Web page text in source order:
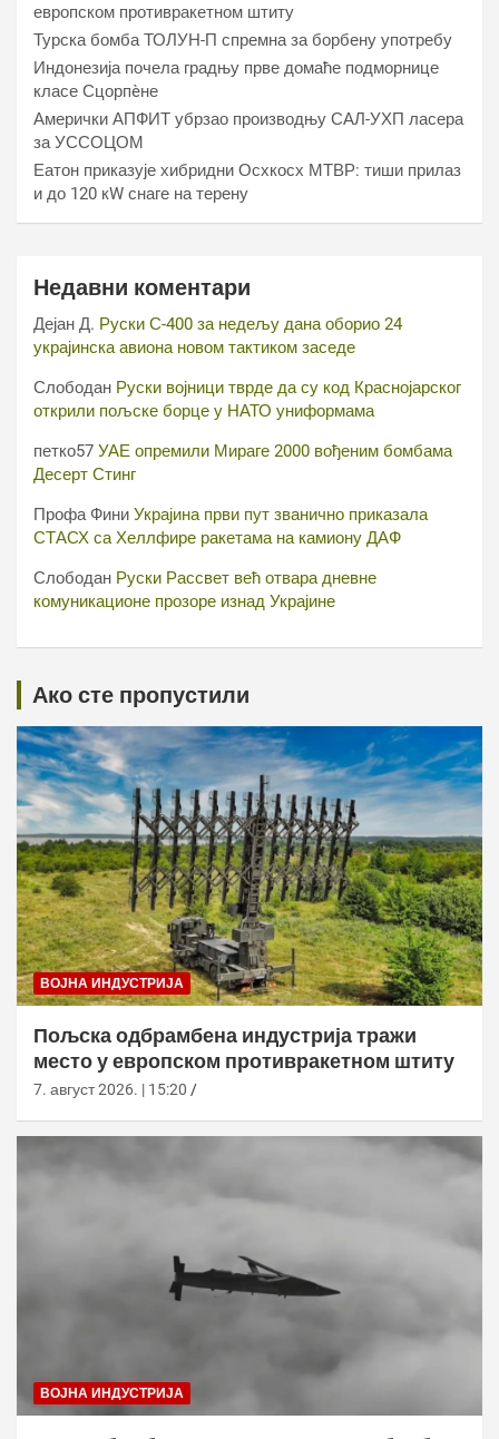
европском противракетном штиту
Турска бомба ТОЛУН-П спремна за борбену употребу
Индонезија почела градњу прве домаће подморнице
класе Сцорпèне
Амерички АПФИТ убрзао производњу САЛ-УХП ласера
за УССОЦОМ
Еатон приказује хибридни Осхкосх МТВР: тиши прилаз
и до 120 кW снаге на терену
Недавни коментари
Дејан Д. Руски С-400 за недељу дана оборио 24
украјинска авиона новом тактиком заседе
Слободан Руски војници тврде да су код Краснојарског
открили пољске борце у НАТО униформама
петко57 УАЕ опремили Мираге 2000 вођеним бомбама
Десерт Стинг
Профа Фини Украјина први пут званично приказала
СТАСХ са Хеллфире ракетама на камиону ДАФ
Слободан Руски Рассвет већ отвара дневне
комуникационе прозоре изнад Украјине
Ако сте пропустили
ВОЈНА ИНДУСТРИЈА
Пољска одбрамбена индустрија тражи
место у европском противракетном штиту
7. август 2026. | 15:20
ВОЈНА ИНДУСТРИЈА